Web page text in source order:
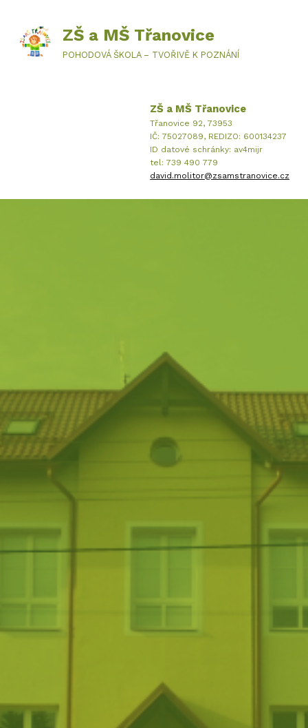
ZŠ a MŠ Třanovice
POHODOVÁ ŠKOLA – TVOŘIVĚ K POZNÁNÍ
ZŠ a MŠ Třanovice
Třanovice 92, 73953
IČ: 75027089, REDIZO: 600134237
ID datové schránky: av4mijr
tel: 739 490 779
david.molitor@zsamstranovice.cz